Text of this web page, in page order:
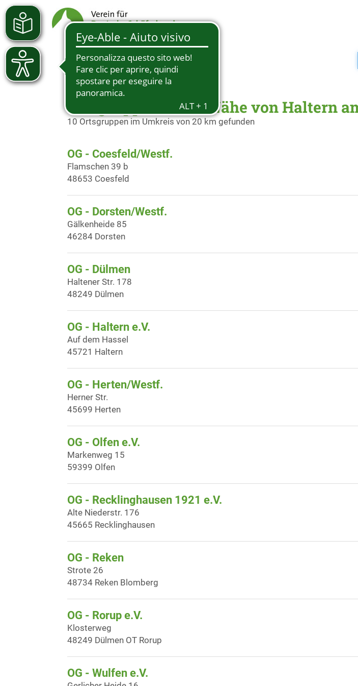
Ortsgruppen in der Nähe von Haltern
10 Ortsgruppen im Umkreis von 20 km gefunden
OG - Coesfeld/Westf.
Flamschen 39 b
48653 Coesfeld
OG - Dorsten/Westf.
Gälkenheide 85
46284 Dorsten
OG - Dülmen
Haltener Str. 178
48249 Dülmen
OG - Haltern e.V.
Auf dem Hassel
45721 Haltern
OG - Herten/Westf.
Herner Str.
45699 Herten
OG - Olfen e.V.
Markenweg 15
59399 Olfen
OG - Recklinghausen 1921 e.V.
Alte Niederstr. 176
45665 Recklinghausen
OG - Reken
Strote 26
48734 Reken Blomberg
OG - Rorup e.V.
Klosterweg
48249 Dülmen OT Rorup
OG - Wulfen e.V.